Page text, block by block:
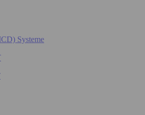
Systeme